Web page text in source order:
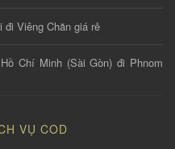
Viêng Chăn giá rẻ
Chí Minh (Sài Gòn) đi Phnom
VỤ COD